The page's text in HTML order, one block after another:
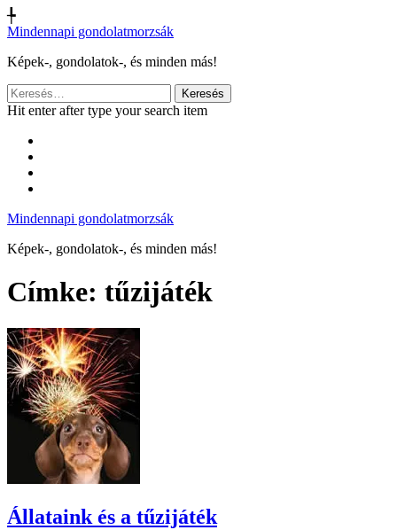
╄
Mindennapi gondolatmorzsák
Képek-, gondolatok-, és minden más!
Keresés:
Hit enter after type your search item
Mindennapi gondolatmorzsák
Képek-, gondolatok-, és minden más!
Címke: tűzijáték
Állataink és a tűzijáték